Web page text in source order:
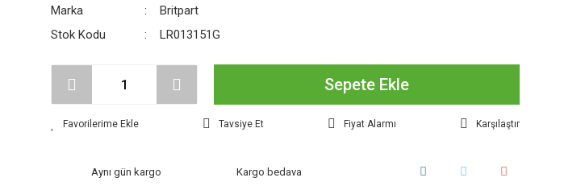
Marka
Britpart
Stok Kodu
LR013151G
Sepete Ekle
Tavsiye Et Fiyat Alarmı Karşılaştır
Aynı gün kargo Kargo bedava